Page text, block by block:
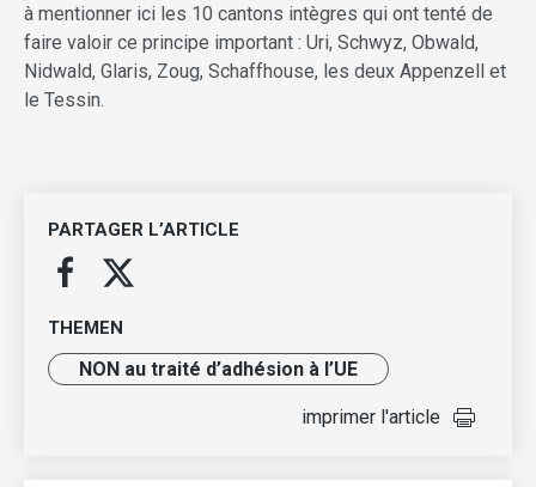
à mentionner ici les 10 cantons intègres qui ont tenté de
faire valoir ce principe important : Uri, Schwyz, Obwald,
Nidwald, Glaris, Zoug, Schaffhouse, les deux Appenzell et
le Tessin.
PARTAGER L’ARTICLE
THEMEN
NON au traité d’adhésion à l’UE
imprimer l'article